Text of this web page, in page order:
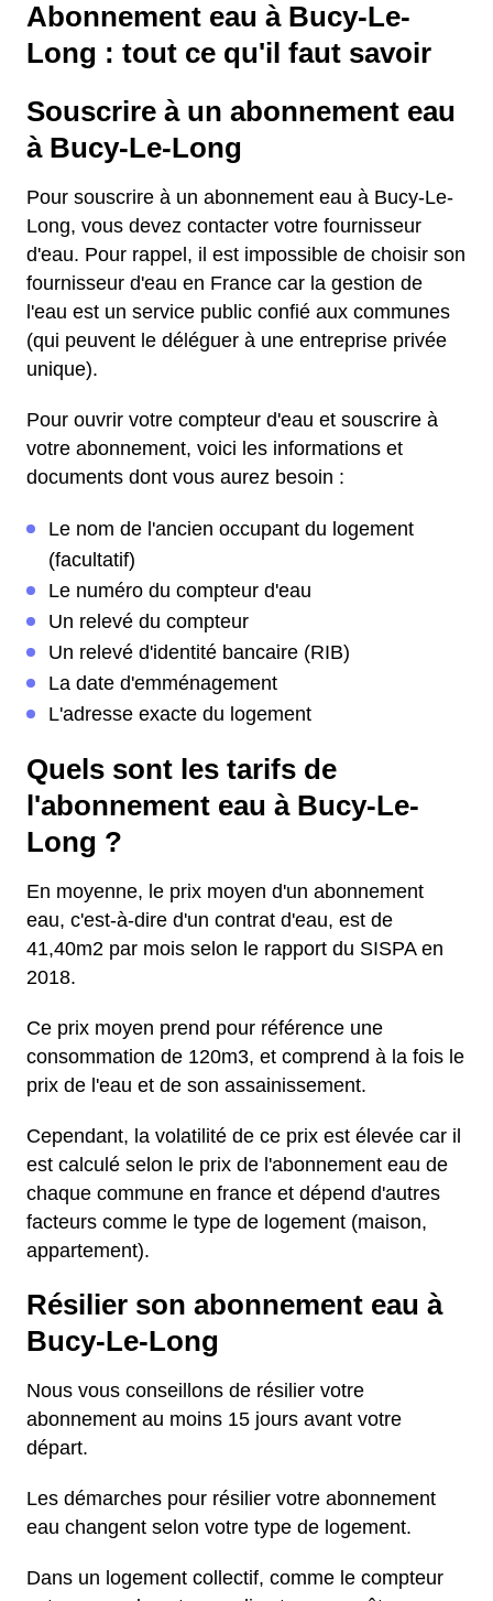
Abonnement eau à Bucy-Le-
Long : tout ce qu'il faut savoir
Souscrire à un abonnement eau
à Bucy-Le-Long
Pour souscrire à un abonnement eau à Bucy-Le-
Long, vous devez contacter votre fournisseur
d'eau. Pour rappel, il est impossible de choisir son
fournisseur d'eau en France car la gestion de
l'eau est un service public confié aux communes
(qui peuvent le déléguer à une entreprise privée
unique).
Pour ouvrir votre compteur d'eau et souscrire à
votre abonnement, voici les informations et
documents dont vous aurez besoin :
Le nom de l'ancien occupant du logement
(facultatif)
Le numéro du compteur d'eau
Un relevé du compteur
Un relevé d'identité bancaire (RIB)
La date d'emménagement
L'adresse exacte du logement
Quels sont les tarifs de
l'abonnement eau à Bucy-Le-
Long ?
En moyenne, le prix moyen d'un abonnement
eau, c'est-à-dire d'un contrat d'eau, est de
41,40m2 par mois selon le rapport du SISPA en
2018.
Ce prix moyen prend pour référence une
consommation de 120m3, et comprend à la fois le
prix de l'eau et de son assainissement.
Cependant, la volatilité de ce prix est élevée car il
est calculé selon le prix de l'abonnement eau de
chaque commune en france et dépend d'autres
facteurs comme le type de logement (maison,
appartement).
Résilier son abonnement eau à
Bucy-Le-Long
Nous vous conseillons de résilier votre
abonnement au moins 15 jours avant votre
départ.
Les démarches pour résilier votre abonnement
eau changent selon votre type de logement.
Dans un logement collectif, comme le compteur